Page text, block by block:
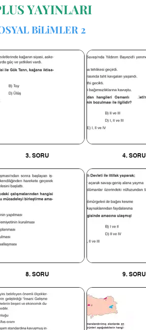
YAYINLARI
BiLiMLER 2
3. SORU 4. SORU
8. SORU 9. SORU